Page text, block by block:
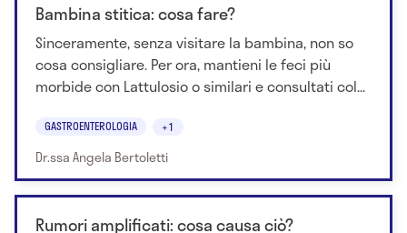
Bambina stitica: cosa fare?
Sinceramente, senza visitare la bambina, non so
cosa consigliare. Per ora, mantieni le feci più
morbide con Lattulosio o similari e consultati col...
GASTROENTEROLOGIA +1
Dr.ssa Angela Bertoletti
Rumori amplificati: cosa causa ciò?